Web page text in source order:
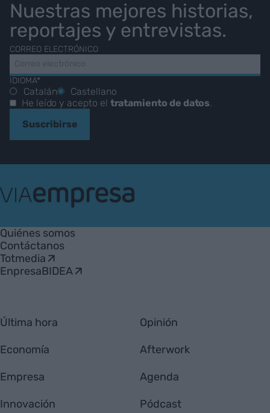
Nuestras mejores historias,
reportajes y entrevistas.
CORREO ELECTRÓNICO
IDIOMA*
Catalán
Castellano
He leído y acepto el tratamiento de datos.
Suscribirse
Empresa
Quiénes somos
Contáctanos
Totmedia
EnpresaBIDEA
Última hora
Economía
Empresa
Innovación
Opinión
Afterwork
Agenda
Pódcast